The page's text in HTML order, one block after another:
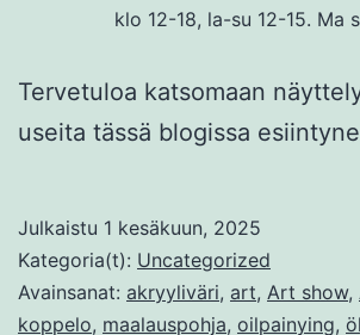
klo 12-18, la-su 12-15. Ma
Tervetuloa katsomaan
useita tässä blogissa
Julkaistu 1 kesäkuun, 2025
Kategoria(t): Uncategorized
Avainsanat: akryyliväri, art, Art show,
koppelo, maalauspohja, oilpainying,